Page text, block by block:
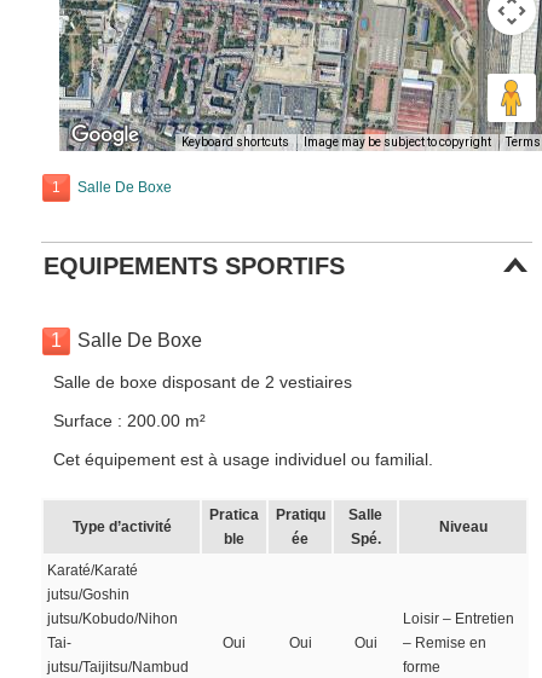
Keyboard shortcuts Image may be subject to copyright Terms
1 Salle De Boxe
EQUIPEMENTS SPORTIFS
1 Salle De Boxe
Salle de boxe disposant de 2 vestiaires
Surface : 200.00 m²
Cet équipement est à usage individuel ou familial.
Type d’activité
Pratica
ble
Pratiqu
ée
Salle
Spé.
Niveau
Karaté/Karaté
jutsu/Goshin
jutsu/Kobudo/Nihon
Tai-
jutsu/Taijitsu/Nambud
Oui Oui Oui
Loisir – Entretien
– Remise en
forme